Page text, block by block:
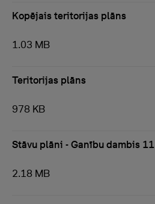
Kopējais teritorijas plāns
1.03 MB
Teritorijas plāns
978 KB
Stāvu plāni - Ganību dambis 11
2.18 MB